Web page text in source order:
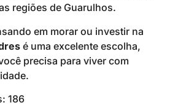
regiões de Guarulhos.
em morar ou investir na
é uma excelente escolha,
precisa para viver com
186